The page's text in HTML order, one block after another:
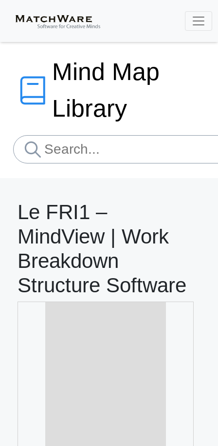
Mind Map
Library
Le FRI1 –
MindView | Work
Breakdown
Structure Software